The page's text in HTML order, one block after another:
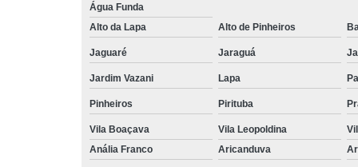
Água Funda
Alto da Lapa
Alto de Pinheiros
Jaguaré Jaraguá
Jardim Vazani Lapa
Pinheiros Pirituba
Vila Boaçava Vila Leopoldina
Anália Franco
Aricanduva